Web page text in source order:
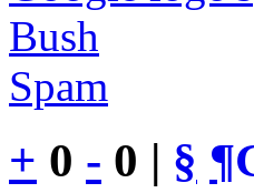
Bush
Spam
+ 0 - 0 | § ¶